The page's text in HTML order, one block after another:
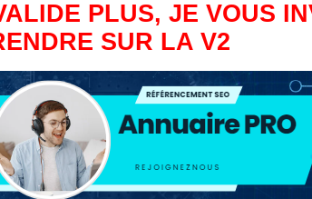
PLUS, JE VOUS
SUR LA V2